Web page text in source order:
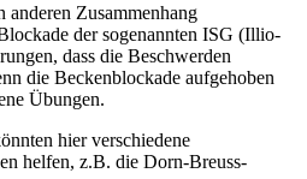
anderen Zusammenhang
der sogenannten ISG (Illio-
dass die Beschwerden
die Beckenblockade aufgehoben
Übungen.
hier verschiedene
helfen, z.B. die Dorn-Breuss-